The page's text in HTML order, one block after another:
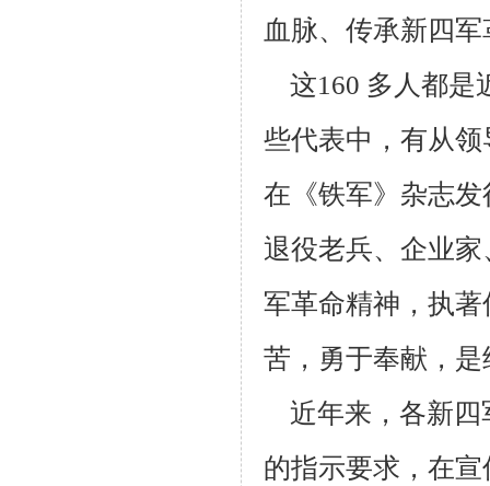
血脉、传承新四
这160 多人都是
些代表中，有从
在《铁军》杂志
退役老兵、企业家
军革命精神，执
苦，勇于奉献，
近年来，各新四
的指示要求，在